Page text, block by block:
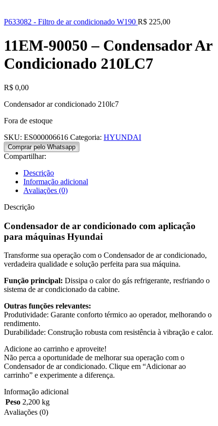
P633082 - Filtro de ar condicionado W190 R$ 225,00
11EM-90050 – Condensador Ar
Condicionado 210LC7
R$ 0,00
Condensador ar condicionado 210lc7
Fora de estoque
SKU: ES000006616 Categoria: HYUNDAI
Comprar pelo Whatsapp
Compartilhar:
Descrição
Informação adicional
Avaliações (0)
Descrição
Condensador de ar condicionado com aplicação
para máquinas Hyundai
Transforme sua operação com o Condensador de ar condicionado,
verdadeira qualidade e solução perfeita para sua máquina.
Função principal: Dissipa o calor do gás refrigerante, resfriando o
sistema de ar condicionado da cabine.
Outras funções relevantes:
Produtividade: Garante conforto térmico ao operador, melhorando o
rendimento.
Durabilidade: Construção robusta com resistência à vibração e calor.
Adicione ao carrinho e aproveite!
Não perca a oportunidade de melhorar sua operação com o
Condensador de ar condicionado. Clique em “Adicionar ao
carrinho” e experimente a diferença.
Informação adicional
Peso 2,200 kg
Avaliações (0)